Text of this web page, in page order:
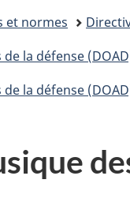
et normes
la défense
la défense